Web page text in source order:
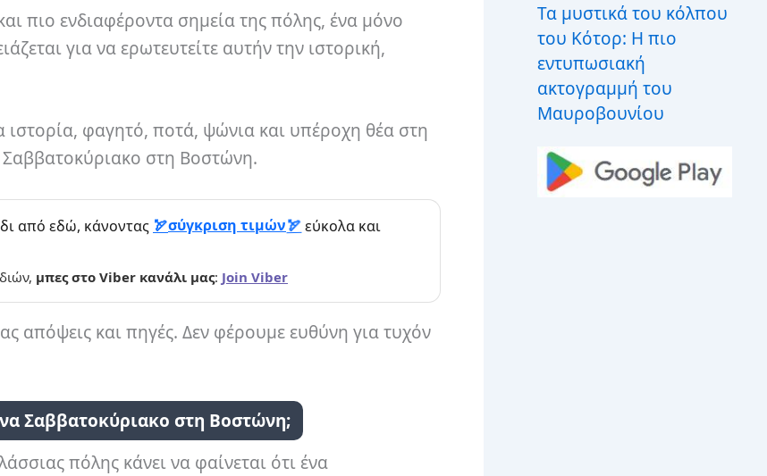
πιο ενδιαφέροντα σημεία της πόλης, ένα μόνο
για να ερωτευτείτε αυτήν την ιστορική,
ιστορία, φαγητό, ποτά, ψώνια και υπέροχη θέα στη
στη Βοστώνη.
από εδώ, κάνοντας σύγκριση τιμών
εύκολα και
μπες στο Viber κανάλι μας: Join Viber
απόψεις και πηγές. Δεν φέρουμε ευθύνη για τυχόν
Σαββατοκύριακο στη Βοστώνη;
πόλης κάνει να φαίνεται ότι ένα
Τα μυστικά του κόλπου
του Κότορ: Η πιο
εντυπωσιακή
ακτογραμμή του
Μαυροβουνίου